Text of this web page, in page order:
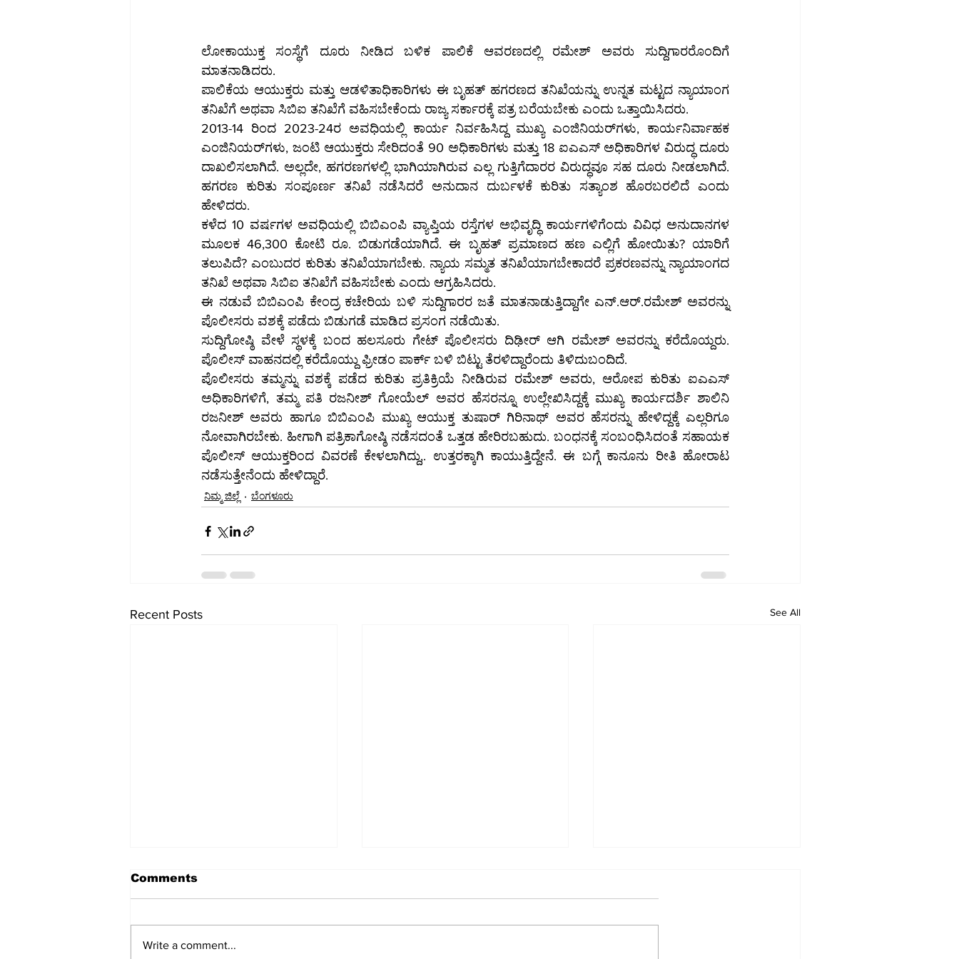
ಲೋಕಾಯುಕ್ತ ಸಂಸ್ಥೆಗೆ ದೂರು ನೀಡಿದ ಬಳಿಕ ಪಾಲಿಕೆ ಆವರಣದಲ್ಲಿ ರಮೇಶ್ ಅವರು ಸುದ್ದಿಗಾರರೊಂದಿಗೆ
ಮಾತನಾಡಿದರು.
ಪಾಲಿಕೆಯ ಆಯುಕ್ತರು ಮತ್ತು ಆಡಳಿತಾಧಿಕಾರಿಗಳು ಈ ಬೃಹತ್ ಹಗರಣದ ತನಿಖೆಯನ್ನು ಉನ್ನತ ಮಟ್ಟದ ನ್ಯಾಯಾಂಗ
ತನಿಖೆಗೆ ಅಥವಾ ಸಿಬಿಐ ತನಿಖೆಗೆ ವಹಿಸಬೇಕೆಂದು ರಾಜ್ಯ ಸರ್ಕಾರಕ್ಕೆ ಪತ್ರ ಬರೆಯಬೇಕು ಎಂದು ಒತ್ತಾಯಿಸಿದರು.
2013-14 ರಿಂದ 2023-24ರ ಅವಧಿಯಲ್ಲಿ ಕಾರ್ಯ ನಿರ್ವಹಿಸಿದ್ದ ಮುಖ್ಯ ಎಂಜಿನಿಯರ್‌ಗಳು, ಕಾರ್ಯನಿರ್ವಾಹಕ
ಎಂಜಿನಿಯರ್‌ಗಳು, ಜಂಟಿ ಆಯುಕ್ತರು ಸೇರಿದಂತೆ 90 ಅಧಿಕಾರಿಗಳು ಮತ್ತು 18 ಐಎಎಸ್ ಅಧಿಕಾರಿಗಳ ವಿರುದ್ಧ ದೂರು
ದಾಖಲಿಸಲಾಗಿದೆ. ಅಲ್ಲದೇ, ಹಗರಣಗಳಲ್ಲಿ ಭಾಗಿಯಾಗಿರುವ ಎಲ್ಲ ಗುತ್ತಿಗೆದಾರರ ವಿರುದ್ಧವೂ ಸಹ ದೂರು ನೀಡಲಾಗಿದೆ.
ಹಗರಣ ಕುರಿತು ಸಂಪೂರ್ಣ ತನಿಖೆ ನಡೆಸಿದರೆ ಅನುದಾನ ದುರ್ಬಳಕೆ ಕುರಿತು ಸತ್ಯಾಂಶ ಹೊರಬರಲಿದೆ ಎಂದು
ಹೇಳಿದರು.
ಕಳೆದ 10 ವರ್ಷಗಳ ಅವಧಿಯಲ್ಲಿ ಬಿಬಿಎಂಪಿ ವ್ಯಾಪ್ತಿಯ ರಸ್ತೆಗಳ ಅಭಿವೃದ್ಧಿ ಕಾರ್ಯಗಳಿಗೆಂದು ವಿವಿಧ ಅನುದಾನಗಳ
ಮೂಲಕ 46,300 ಕೋಟಿ ರೂ. ಬಿಡುಗಡೆಯಾಗಿದೆ. ಈ ಬೃಹತ್‌ ಪ್ರಮಾಣದ ಹಣ ಎಲ್ಲಿಗೆ ಹೋಯಿತು? ಯಾರಿಗೆ
ತಲುಪಿದೆ? ಎಂಬುದರ ಕುರಿತು ತನಿಖೆಯಾಗಬೇಕು. ನ್ಯಾಯ ಸಮ್ಮತ ತನಿಖೆಯಾಗಬೇಕಾದರೆ ಪ್ರಕರಣವನ್ನು ನ್ಯಾಯಾಂಗದ
ತನಿಖೆ ಅಥವಾ ಸಿಬಿಐ ತನಿಖೆಗೆ ವಹಿಸಬೇಕು ಎಂದು ಆಗ್ರಹಿಸಿದರು.
ಈ ನಡುವೆ ಬಿಬಿಎಂಪಿ ಕೇಂದ್ರ ಕಚೇರಿಯ ಬಳಿ ಸುದ್ದಿಗಾರರ ಜತೆ ಮಾತನಾಡುತ್ತಿದ್ದಾಗೇ ಎನ್‌.ಆರ್‌.ರಮೇಶ್‌ ಅವರನ್ನು
ಪೊಲೀಸರು ವಶಕ್ಕೆ ಪಡೆದು ಬಿಡುಗಡೆ ಮಾಡಿದ ಪ್ರಸಂಗ ನಡೆಯಿತು.
ಸುದ್ದಿಗೋಷ್ಠಿ ವೇಳೆ ಸ್ಥಳಕ್ಕೆ ಬಂದ ಹಲಸೂರು ಗೇಟ್‌ ಪೊಲೀಸರು ದಿಢೀರ್‌ ಆಗಿ ರಮೇಶ್‌ ಅವರನ್ನು ಕರೆದೊಯ್ದರು.
ಪೊಲೀಸ್‌ ವಾಹನದಲ್ಲಿ ಕರೆದೊಯ್ದು ಫ್ರೀಡಂ ಪಾರ್ಕ್‌ ಬಳಿ ಬಿಟ್ಟು ತೆರಳಿದ್ದಾರೆಂದು ತಿಳಿದುಬಂದಿದೆ.
ಪೊಲೀಸರು ತಮ್ಮನ್ನು ವಶಕ್ಕೆ ಪಡೆದ ಕುರಿತು ಪ್ರತಿಕ್ರಿಯೆ ನೀಡಿರುವ ರಮೇಶ್ ಅವರು, ಆರೋಪ ಕುರಿತು ಐಎಎಸ್
ಅಧಿಕಾರಿಗಳಿಗೆ, ತಮ್ಮ ಪತಿ ರಜನೀಶ್ ಗೋಯೆಲ್ ಅವರ ಹೆಸರನ್ನೂ ಉಲ್ಲೇಖಿಸಿದ್ದಕ್ಕೆ ಮುಖ್ಯ ಕಾರ್ಯದರ್ಶಿ ಶಾಲಿನಿ
ರಜನೀಶ್ ಅವರು ಹಾಗೂ ಬಿಬಿಎಂಪಿ ಮುಖ್ಯ ಆಯುಕ್ತ ತುಷಾರ್‌ ಗಿರಿನಾಥ್‌ ಅವರ ಹೆಸರನ್ನು ಹೇಳಿದ್ದಕ್ಕೆ ಎಲ್ಲರಿಗೂ
ನೋವಾಗಿರಬೇಕು. ಹೀಗಾಗಿ ಪತ್ರಿಕಾಗೋಷ್ಠಿ ನಡೆಸದಂತೆ ಒತ್ತಡ ಹೇರಿರಬಹುದು. ಬಂಧನಕ್ಕೆ ಸಂಬಂಧಿಸಿದಂತೆ ಸಹಾಯಕ
ಪೊಲೀಸ್ ಆಯುಕ್ತರಿಂದ ವಿವರಣೆ ಕೇಳಲಾಗಿದ್ದು,. ಉತ್ತರಕ್ಕಾಗಿ ಕಾಯುತ್ತಿದ್ದೇನೆ. ಈ ಬಗ್ಗೆ ಕಾನೂನು ರೀತಿ ಹೋರಾಟ
ನಡೆಸುತ್ತೇನೆಂದು ಹೇಳಿದ್ದಾರೆ.
ನಿಮ್ಮ ಜಿಲ್ಲೆ ಬೆಂಗಳೂರು
Recent Posts See All
Comments
Write a comment...